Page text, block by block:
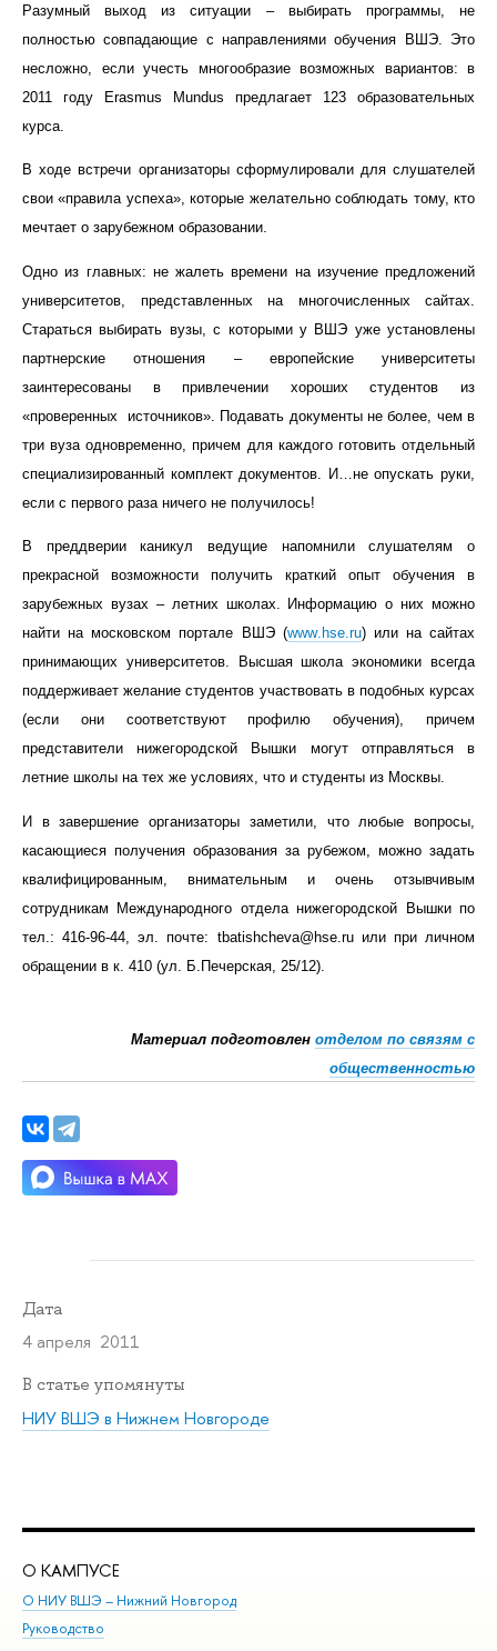
Разумный выход из ситуации – выбирать программы, не
полностью совпадающие с направлениями обучения ВШЭ. Это
несложно, если учесть многообразие возможных вариантов: в
2011 году Erasmus Mundus предлагает 123 образовательных
курса.
В ходе встречи организаторы сформулировали для слушателей
свои «правила успеха», которые желательно соблюдать тому, кто
мечтает о зарубежном образовании.
Одно из главных: не жалеть времени на изучение предложений
университетов, представленных на многочисленных сайтах.
Стараться выбирать вузы, с которыми у ВШЭ уже установлены
партнерские отношения – европейские университеты
заинтересованы в привлечении хороших студентов из
«проверенных источников». Подавать документы не более, чем в
три вуза одновременно, причем для каждого готовить отдельный
специализированный комплект документов. И…не опускать руки,
если с первого раза ничего не получилось!
В преддверии каникул ведущие напомнили слушателям о
прекрасной возможности получить краткий опыт обучения в
зарубежных вузах – летних школах. Информацию о них можно
найти на московском портале ВШЭ (www. hse.ru) или на сайтах
принимающих университетов. Высшая школа экономики всегда
поддерживает желание студентов участвовать в подобных курсах
(если они соответствуют профилю обучения), причем
представители нижегородской Вышки могут отправляться в
летние школы на тех же условиях, что и студенты из Москвы.
И в завершение организаторы заметили, что любые вопросы,
касающиеся получения образования за рубежом, можно задать
квалифицированным, внимательным и очень отзывчивым
сотрудникам Международного отдела нижегородской Вышки по
тел.: 416-96-44, эл. почте: tbatishcheva@hse.ruили при личном
обращении в к. 410 (ул. Б.Печерская, 25/12).
Материал подготовлен отделом по связям с
общественностью
Дата
4 апреля 2011
В статье упомянуты
НИУ ВШЭ в Нижнем Новгороде
О КАМПУСЕ
О НИУ ВШЭ – Нижний Новгород
Руководство